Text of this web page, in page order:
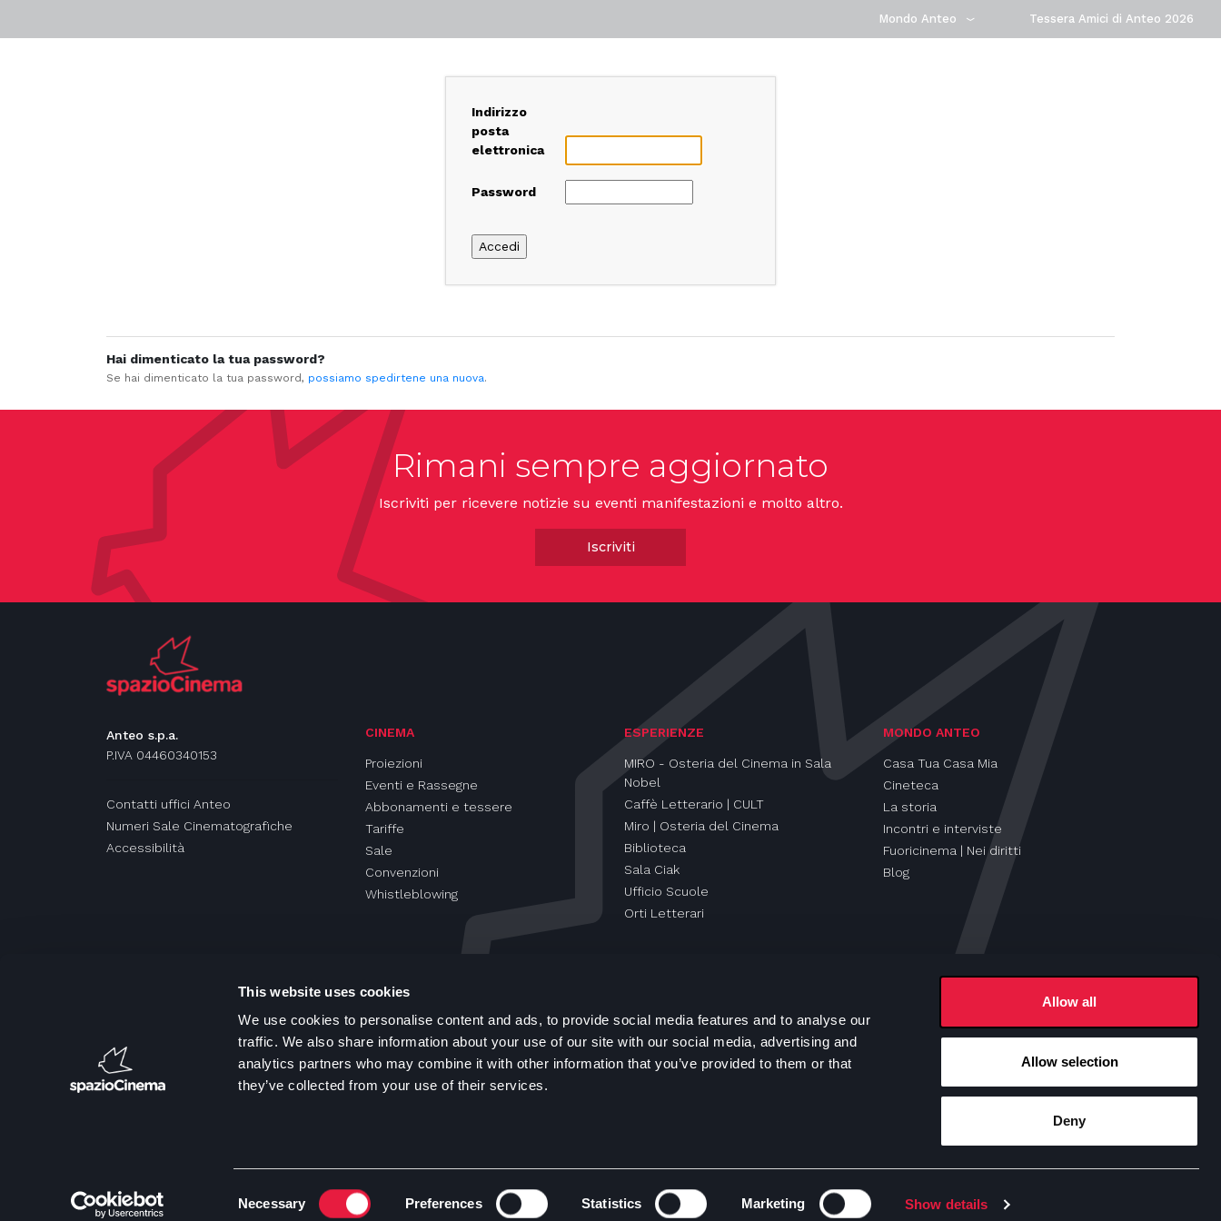
This website uses cookies
We use cookies to personalise content and ads, to provide social media features and to analyse our
traffic. We also share information about your use of our site with our social media, advertising and
analytics partners who may combine it with other information that you’ve provided to them or that
they’ve collected from your use of their services.
Necessary Preferences Statistics Marketing Show details
Allow all
Allow selection
Deny
Mondo Anteo Tessera Amici di Anteo 2026
Indirizzo
posta
elettronica
Password
Hai dimenticato la tua password?
Se hai dimenticato la tua password, possiamo spedirtene una nuova.
Rimani sempre aggiornato
Iscriviti per ricevere notizie su eventi manifestazioni e molto altro.
Iscriviti
Anteo s.p.a.
P.IVA 04460340153
Contatti uffici Anteo
Numeri Sale Cinematografiche
Accessibilità
CINEMA
Proiezioni
Eventi e Rassegne
Abbonamenti e tessere
Tariffe
Sale
Convenzioni
Whistleblowing
ESPERIENZE
MIRO - Osteria del Cinema in Sala
Nobel
Caffè Letterario | CULT
Miro | Osteria del Cinema
Biblioteca
Sala Ciak
Ufficio Scuole
Orti Letterari
MONDO ANTEO
Casa Tua Casa Mia
Cineteca
La storia
Incontri e interviste
Fuoricinema | Nei diritti
Blog
Seguici su